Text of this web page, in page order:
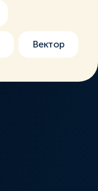
Вектор